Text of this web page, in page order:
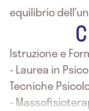
equilibrio
Istruzione e
- Laurea in
Tecniche
-